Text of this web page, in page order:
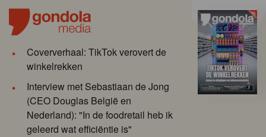
Coververhaal: TikTok verovert de
winkelrekken
Interview met Sebastiaan de Jong
(CEO Douglas België en
Nederland): "In de foodretail heb ik
geleerd wat efficiëntie is"